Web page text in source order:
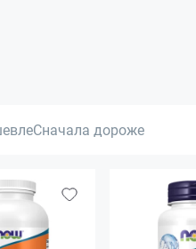
Сначала дороже